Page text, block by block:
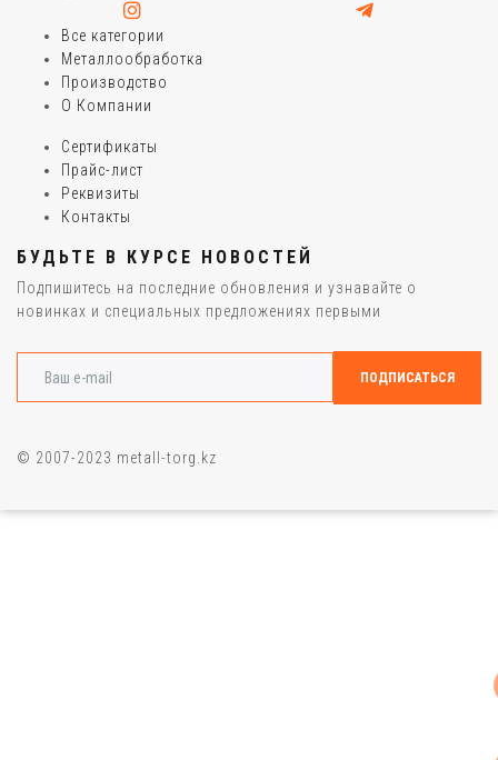
Все категории
Металлообработка
Производство
О Компании
Сертификаты
Прайс-лист
Реквизиты
Контакты
БУДЬТЕ В КУРСЕ НОВОСТЕЙ
Подпишитесь на последние обновления и узнавайте о
новинках и специальных предложениях первыми
© 2007-2023 metall-torg.kz